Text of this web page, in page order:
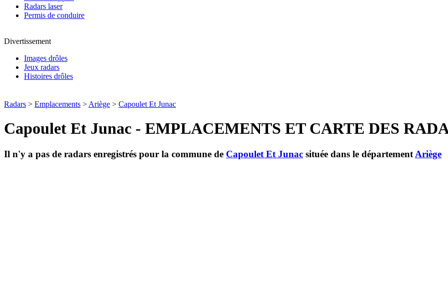
Radars laser
Permis de conduire
Divertissement
Images drôles
Jeux radars
Histoires drôles
Radars > Emplacements > Ariège > Capoulet Et Junac
Capoulet Et Junac - EMPLACEMENTS ET CARTE DES
Il n'y a pas de radars enregistrés pour la commune de Capoulet Et Junac située dans le département Ariège